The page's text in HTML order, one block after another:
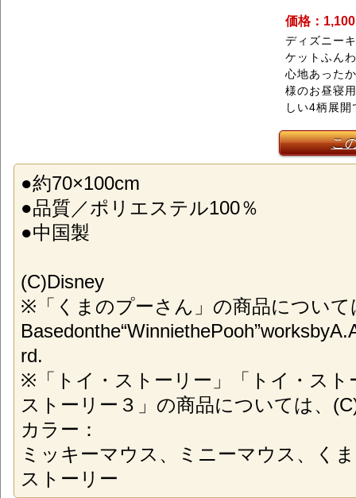
価格：
ディズニー
ケットふん
心地あった
様のお昼寝
しい4柄展開
こ
●約70×100cm
●品質／ポリエステル100％
●中国製
(C)Disney
※「くまのプーさん」の商品について
rd.
※「トイ・ストーリー」「トイ・スト
ストーリー３」の商品については、
カラー：
ミッキーマウス、ミニーマウス、く
ストーリー